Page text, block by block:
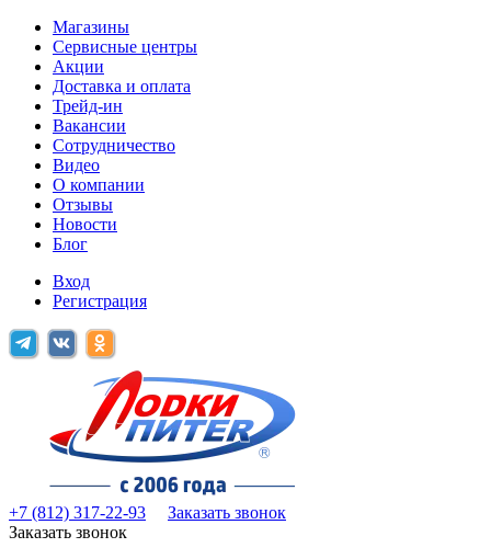
Магазины
Сервисные центры
Акции
Доставка и оплата
Трейд-ин
Вакансии
Сотрудничество
Видео
О компании
Отзывы
Новости
Блог
Вход
Регистрация
+7 (812) 317-22-93
Заказать звонок
Заказать звонок